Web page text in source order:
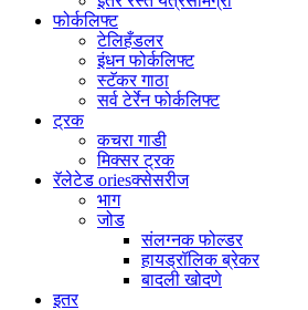
फोर्कलिफ्ट
टेलिहँडलर
इंधन फोर्कलिफ्ट
स्टॅकर गाठा
सर्व टेर्रेन फोर्कलिफ्ट
ट्रक
कचरा गाडी
मिक्सर ट्रक
रॅलेटेड oriesक्सेसरीज
भाग
जोड
संलग्नक फोल्डर
हायड्रॉलिक ब्रेकर
बादली खोदणे
इतर